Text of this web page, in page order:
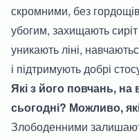
скромними, без
убогим, захищають
уникають ліні,
і підтримують добрі
Які з його повчань,
сьогодні? Можливо,
Злободенними